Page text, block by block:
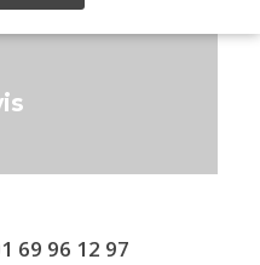
69 96 12 97